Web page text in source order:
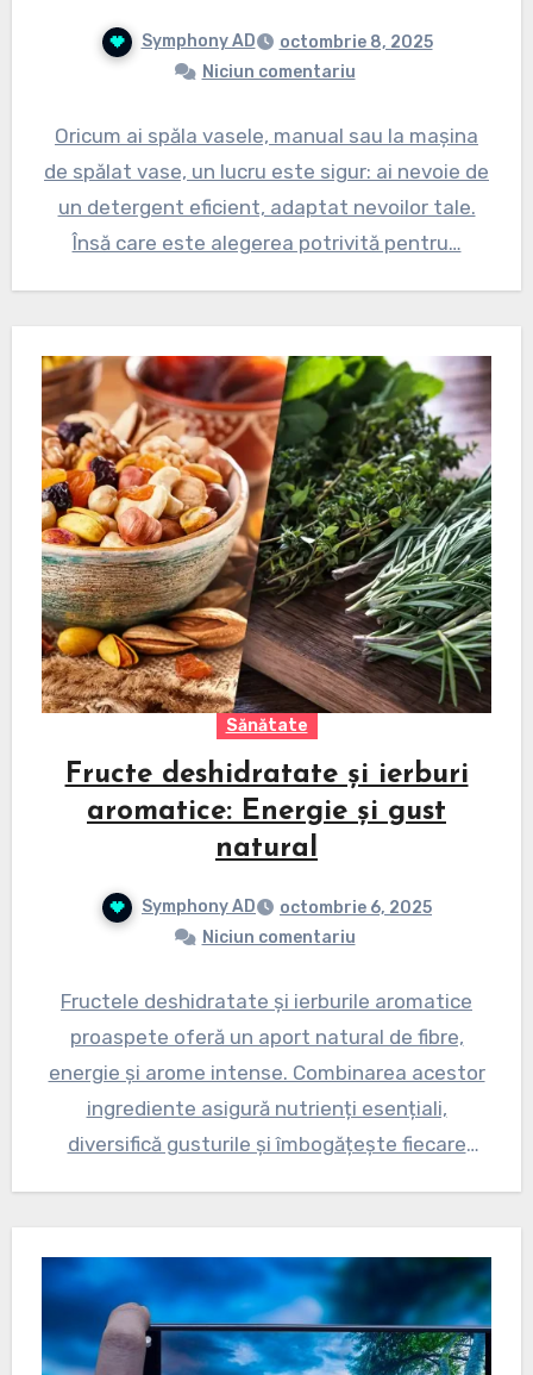
Symphony AD
octombrie 8, 2025
Niciun comentariu
Oricum ai spăla vasele, manual sau la mașina
de spălat vase, un lucru este sigur: ai nevoie de
un detergent eficient, adaptat nevoilor tale.
Însă care este alegerea potrivită pentru…
Sănătate
Fructe deshidratate și ierburi
aromatice: Energie și gust
natural
Symphony AD
octombrie 6, 2025
Niciun comentariu
Fructele deshidratate și ierburile aromatice
proaspete oferă un aport natural de fibre,
energie și arome intense. Combinarea acestor
ingrediente asigură nutrienți esențiali,
diversifică gusturile și îmbogățește fiecare